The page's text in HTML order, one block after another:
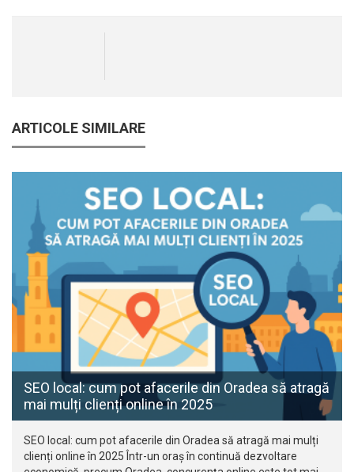
ARTICOLE SIMILARE
SEO local: cum pot afacerile din Oradea să atragă
mai mulți clienți online în 2025
SEO local: cum pot afacerile din Oradea să atragă mai mulți
clienți online în 2025 Într-un oraș în continuă dezvoltare